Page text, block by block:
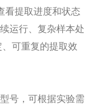
看提取进度和状态
运行、复杂样本处
可重复的提取效
号，可根据实验需